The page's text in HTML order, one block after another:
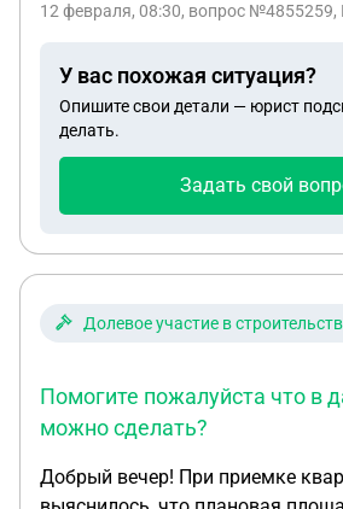
оплатила, и сейчас требуют с
посадить. Они скинули чеки и
почти на 400 тысяч рублей.
стороны, в которой я указывал
ставил и дату возврата не
делать.
12 февраля, 08:30, вопрос №4855259,
У вас похожая ситуация?
Опишите свои детали — юрист
делать.
Задать свой
Долевое участие в
Помогите пожалуйста что в
можно сделать?
Добрый вечер! При приемке